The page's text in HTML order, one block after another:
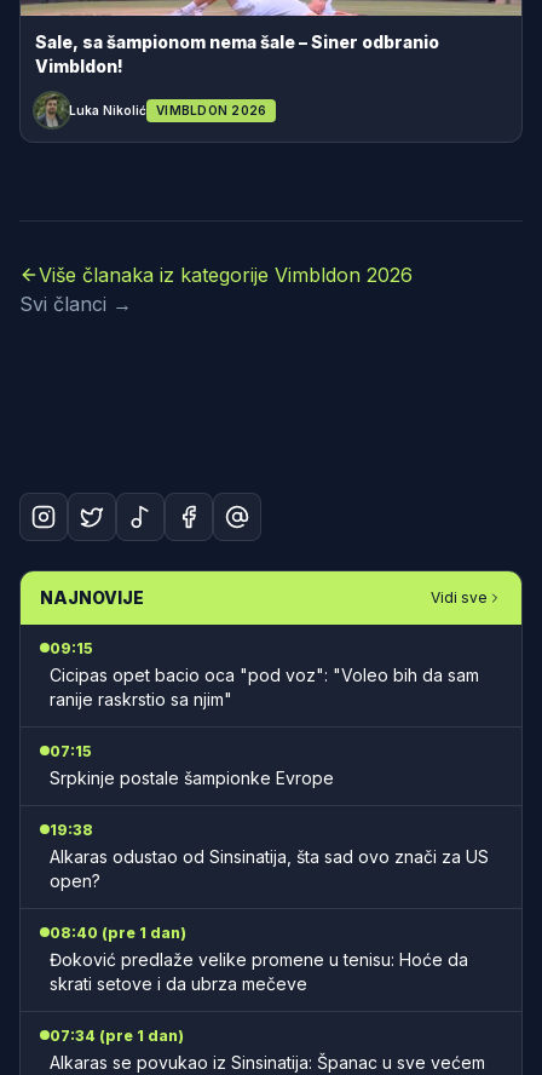
Sale, sa šampionom nema šale – Siner odbranio
Vimbldon!
Luka Nikolić VIMBLDON 2026
Više članaka iz kategorije Vimbldon 2026
Svi članci →
NAJNOVIJE Vidi sve
09:15
Cicipas opet bacio oca "pod voz": "Voleo bih da sam
ranije raskrstio sa njim"
07:15
Srpkinje postale šampionke Evrope
19:38
Alkaras odustao od Sinsinatija, šta sad ovo znači za US
open?
08:40 (pre 1 dan)
Đoković predlaže velike promene u tenisu: Hoće da
skrati setove i da ubrza mečeve
07:34 (pre 1 dan)
Alkaras se povukao iz Sinsinatija: Španac u sve većem